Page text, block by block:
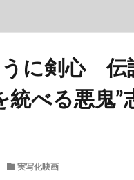
に剣心 伝
統べる悪鬼”
実写化映画